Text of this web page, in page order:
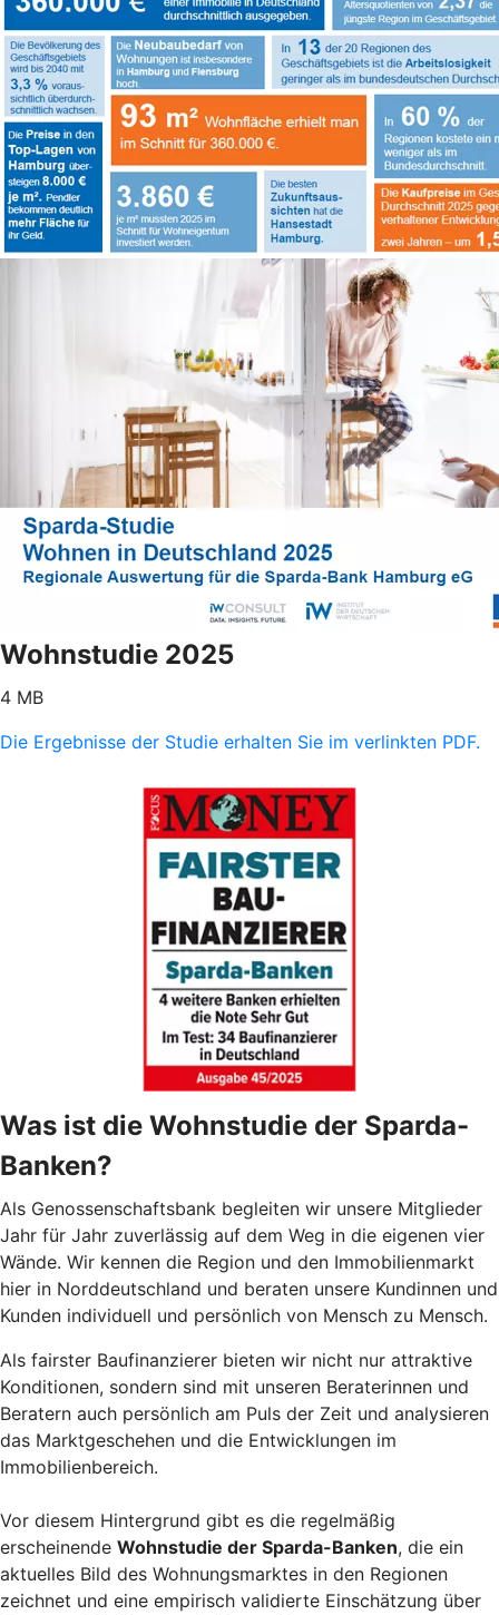
Wohnstudie 2025
4 MB
Die Ergebnisse der Studie erhalten Sie im verlinkten PDF.
Was ist die Wohnstudie der Sparda-
Banken?
Als Genossenschaftsbank begleiten wir unsere Mitglieder
Jahr für Jahr zuverlässig auf dem Weg in die eigenen vier
Wände. Wir kennen die Region und den Immobilienmarkt
hier in Norddeutschland und beraten unsere Kundinnen und
Kunden individuell und persönlich von Mensch zu Mensch.
Als fairster Baufinanzierer bieten wir nicht nur attraktive
Konditionen, sondern sind mit unseren Beraterinnen und
Beratern auch persönlich am Puls der Zeit und analysieren
das Marktgeschehen und die Entwicklungen im
Immobilienbereich.
Vor diesem Hintergrund gibt es die regelmäßig
erscheinende Wohnstudie der Sparda-Banken, die ein
aktuelles Bild des Wohnungsmarktes in den Regionen
zeichnet und eine empirisch validierte Einschätzung über